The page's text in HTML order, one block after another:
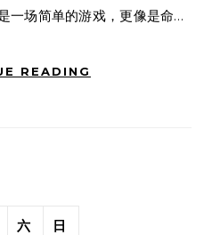
一场简单的游戏，更像是命…
READING
六 日